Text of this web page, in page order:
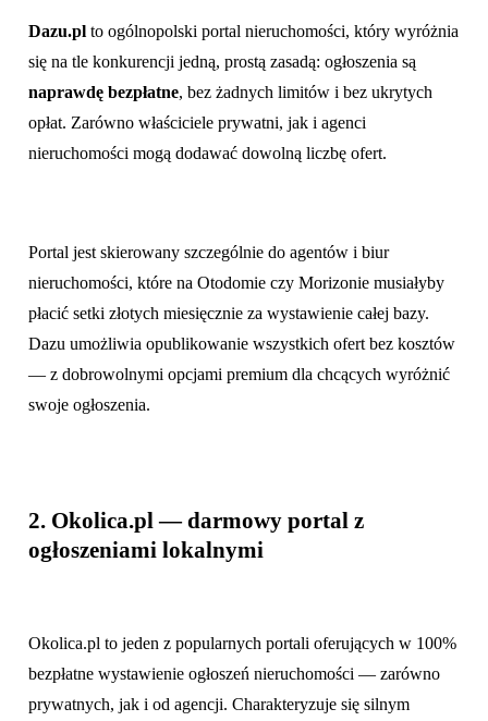
Dazu.pl to ogólnopolski portal nieruchomości, który wyróżnia
się na tle konkurencji jedną, prostą zasadą: ogłoszenia są
naprawdę bezpłatne, bez żadnych limitów i bez ukrytych
opłat. Zarówno właściciele prywatni, jak i agenci
nieruchomości mogą dodawać dowolną liczbę ofert.
Portal jest skierowany szczególnie do agentów i biur
nieruchomości, które na Otodomie czy Morizonie musiałyby
płacić setki złotych miesięcznie za wystawienie całej bazy.
Dazu umożliwia opublikowanie wszystkich ofert bez kosztów
— z dobrowolnymi opcjami premium dla chcących wyróżnić
swoje ogłoszenia.
2. Okolica.pl — darmowy portal z
ogłoszeniami lokalnymi
Okolica.pl to jeden z popularnych portali oferujących w 100%
bezpłatne wystawienie ogłoszeń nieruchomości — zarówno
prywatnych, jak i od agencji. Charakteryzuje się silnym